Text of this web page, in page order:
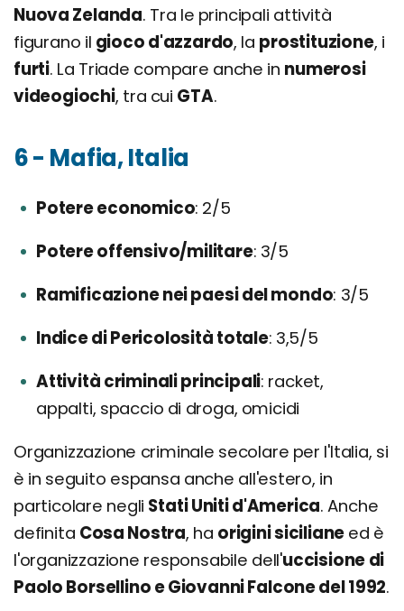
Nuova Zelanda. Tra le principali attività
figurano il gioco d'azzardo, la prostituzione, i
furti. La Triade compare anche in numerosi
videogiochi, tra cui GTA.
6 - Mafia, Italia
Potere economico 2/5
Potere offensivo/militare 3/5
Ramificazione nei paesi del mondo 3/5
Indice di Pericolosità totale 3,5/5
Attività criminali principali racket,
appalti, spaccio di droga, omicidi
Organizzazione criminale secolare per l'Italia, si
è in seguito espansa anche all'estero, in
particolare negli Stati Uniti d'America. Anche
definita Cosa Nostra, ha origini siciliane ed è
l'organizzazione responsabile dell'uccisione di
Paolo Borsellino e Giovanni Falcone del 1992.